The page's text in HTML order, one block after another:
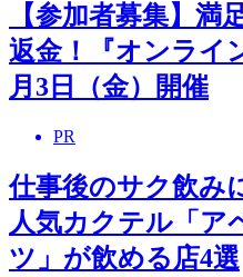
【参加者募集】満
返金！『オンライ
月3日（金）開催
PR
仕事後のサク飲み
人気カクテル「ア
ツ」が飲める店4選